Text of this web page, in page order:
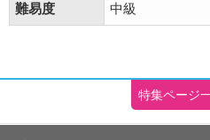
難易度 中級
特集ページ